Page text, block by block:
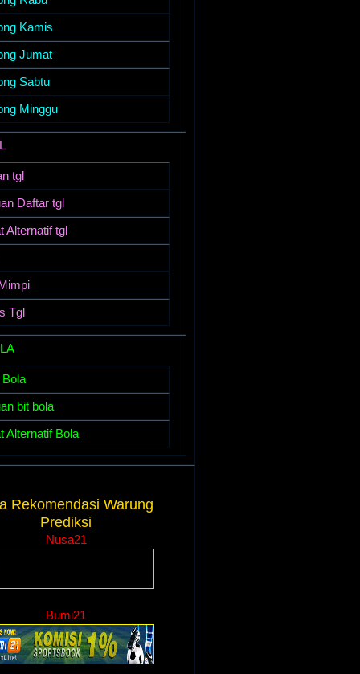
Kamis
Jumat
Sabtu
Minggu
tgl
Daftar tgl
Alternatif tgl
Tgl
Bola
bit bola
Alternatif Bola
Rekomendasi Warung
Prediksi
Nusa21
Bumi21